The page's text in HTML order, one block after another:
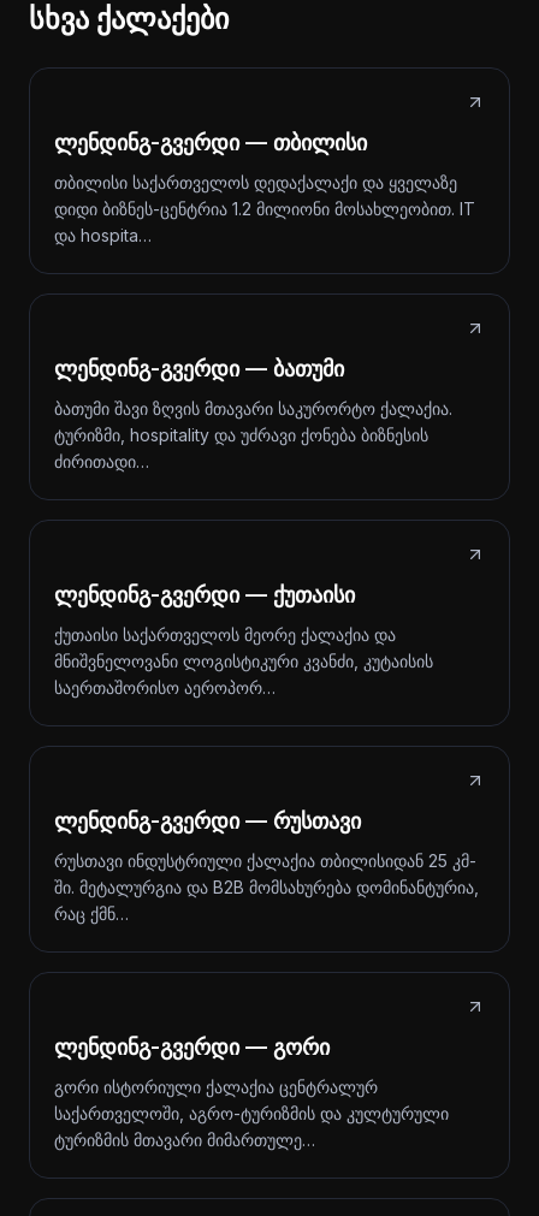
სხვა ქალაქები
ლენდინგ-გვერდი — თბილისი
თბილისი საქართველოს დედაქალაქი და ყველაზე
დიდი ბიზნეს-ცენტრია 1.2 მილიონი მოსახლეობით. IT
და hospita…
ლენდინგ-გვერდი — ბათუმი
ბათუმი შავი ზღვის მთავარი საკურორტო ქალაქია.
ტურიზმი, hospitality და უძრავი ქონება ბიზნესის
ძირითადი…
ლენდინგ-გვერდი — ქუთაისი
ქუთაისი საქართველოს მეორე ქალაქია და
მნიშვნელოვანი ლოგისტიკური კვანძი, კუტაისის
საერთაშორისო აეროპორ…
ლენდინგ-გვერდი — რუსთავი
რუსთავი ინდუსტრიული ქალაქია თბილისიდან 25 კმ-
ში. მეტალურგია და B2B მომსახურება დომინანტურია,
რაც ქმნ…
ლენდინგ-გვერდი — გორი
გორი ისტორიული ქალაქია ცენტრალურ
საქართველოში, აგრო-ტურიზმის და კულტურული
ტურიზმის მთავარი მიმართულე…